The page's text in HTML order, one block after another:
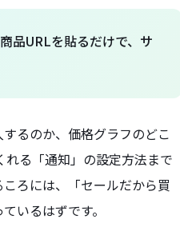
品URLを貼るだけで、サ
るのか、価格グラフのどこ
る「通知」の設定方法まで
ろには、「セールだから買
いるはずです。